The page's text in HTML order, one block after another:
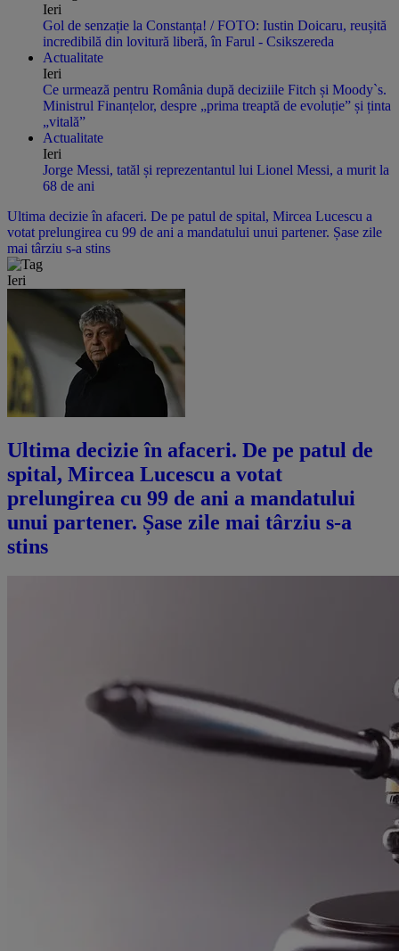
Ieri
Gol de senzație la Constanța! / FOTO: Iustin Doicaru, reușită
incredibilă din lovitură liberă, în Farul - Csikszereda
Actualitate
Ieri
Ce urmează pentru România după deciziile Fitch și Moody`s.
Ministrul Finanțelor, despre „prima treaptă de evoluție” și ținta
„vitală”
Actualitate
Ieri
Jorge Messi, tatăl și reprezentantul lui Lionel Messi, a murit la
68 de ani
Ultima decizie în afaceri. De pe patul de spital, Mircea Lucescu a
votat prelungirea cu 99 de ani a mandatului unui partener. Șase zile
mai târziu s-a stins
Ieri
Ultima decizie în afaceri. De pe patul de
spital, Mircea Lucescu a votat
prelungirea cu 99 de ani a mandatului
unui partener. Șase zile mai târziu s-a
stins